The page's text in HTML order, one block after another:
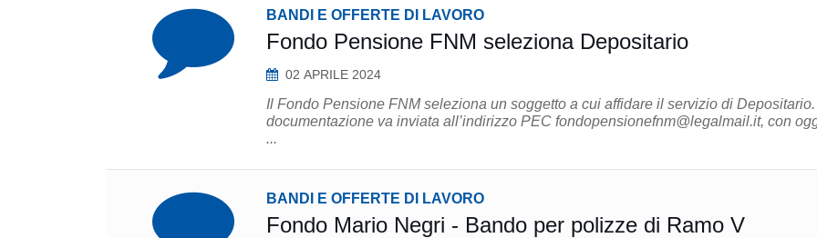
BANDI E OFFERTE DI LAVORO
Fondo Pensione FNM seleziona Depositario
02 APRILE 2024
Il Fondo Pensione FNM seleziona un soggetto a cui affidare il servizio di Depositario.
documentazione va inviata all’indirizzo PEC fondopensionefnm@legalmail.it, con
...
BANDI E OFFERTE DI LAVORO
Fondo Mario Negri - Bando per polizze di Ramo V